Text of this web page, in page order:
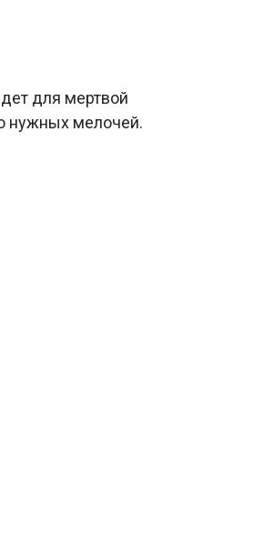
для мертвой
нужных мелочей.